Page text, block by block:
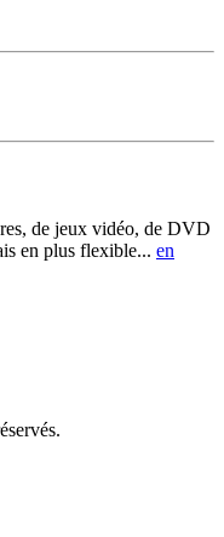
de jeux vidéo, de DVD
en plus flexible... en